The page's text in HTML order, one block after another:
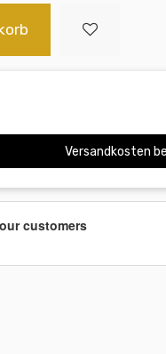
Versandkosten
customers